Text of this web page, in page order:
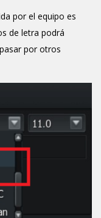
por el equipo es
de letra podrá
por otros